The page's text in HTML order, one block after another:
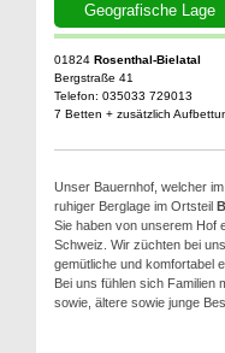
Geografische Lage
01824 Rosenthal-Bielatal
Bergstraße 41
Telefon: 035033 729013
7 Betten + zusätzlich
Unser Bauernhof, welcher
ruhiger Berglage im Ortsteil
Sie haben von unserem Hof
Schweiz. Wir züchten bei
gemütliche und komfortabel
Bei uns fühlen sich Familien
sowie, ältere sowie junge